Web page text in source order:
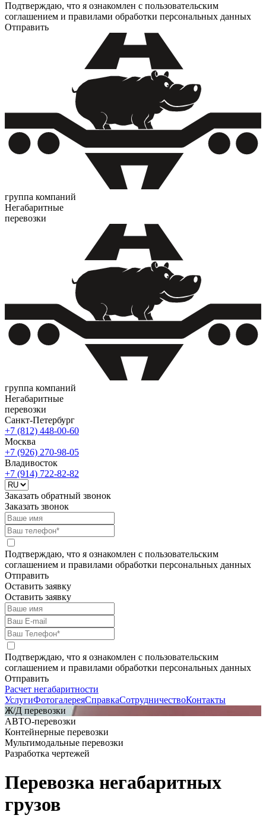
Подтверждаю, что я ознакомлен с пользовательским
соглашением и правилами обработки персональных данных
Отправить
группа компаний
Негабаритные
перевозки
группа компаний
Негабаритные
перевозки
Санкт-Петербург
+7 (812) 448-00-60
Москва
+7 (926) 270-98-05
Владивосток
+7 (914) 722-82-82
Заказать обратный звонок
Заказать звонок
Подтверждаю, что я ознакомлен с пользовательским
соглашением и правилами обработки персональных данных
Отправить
Оставить заявку
Оставить заявку
Подтверждаю, что я ознакомлен с пользовательским
соглашением и правилами обработки персональных данных
Отправить
Расчет негабаритности
УслугиФотогалереяСправкаСотрудничествоКонтакты
Ж/Д перевозки
АВТО-перевозки
Контейнерные перевозки
Мультимодальные перевозки
Разработка чертежей
Перевозка негабаритных
грузов